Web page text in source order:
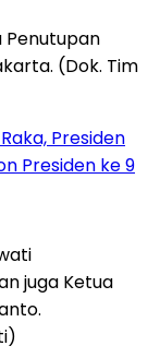
Presiden
Presiden ke 9